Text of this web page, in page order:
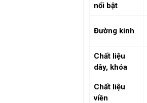
nổi bật
Đường kính
Chất liệu
dây, khóa
Chất liệu
viền